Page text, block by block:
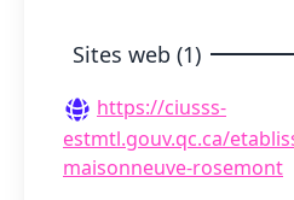
Sites web (1)
https://ciusss-
estmtl.gouv.qc.ca/
maisonneuve-rosemont